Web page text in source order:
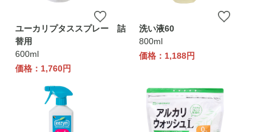
ユーカリプタススプレー 詰
替用
600ml
価格：1,760円
洗い液60
800ml
価格：1,188円